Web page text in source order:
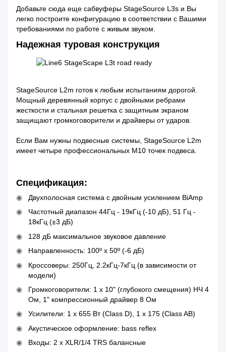
Добавьте сюда еще сабвуферы StageSource L3s и Вы
легко построите конфигурацию в соответствии с Вашими
требованиями по работе с живым звуком.
Надежная туровая конструкция
StageSource L2m готов к любым испытаниям дорогой.
Мощный деревянный корпус с двойными ребрами
жесткости и стальная решетка с защитным экраном
защищают громкоговорители и драйверы от ударов.
Если Вам нужны подвесные системы, StageSource L2m
имеет четыре профессиональных M10 точек подвеса.
Cпецификация:
Двухполосная система с двойным усилением BiAmp
Частотный диапазон 44Гц - 19кГц (-10 дБ), 51 Гц -
18кГц (±3 дБ)
128 дБ максимальное звуковое давление
Направленность: 100º х 50º (-6 дБ)
Кроссоверы: 250Гц, 2.2кГц-7кГц (в зависимости от
модели)
Громкоговорители: 1 х 10" (глубокого смещения) НЧ 4
Ом, 1" компрессионный драйвер 8 Ом
Усилители: 1 х 655 Вт (Class D), 1 x 175 (Class AB)
Акустическое оформление: bass reflex
Входы: 2 х XLR/1/4 TRS балансные